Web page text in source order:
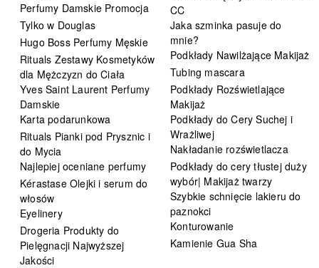
Perfumy Damskie Promocja
Tylko w Douglas
Hugo Boss Perfumy Męskie
Rituals Zestawy Kosmetyków
dla Mężczyzn do Ciała
Yves Saint Laurent Perfumy
Damskie
Karta podarunkowa
Rituals Pianki pod Prysznic i
do Mycia
Najlepiej oceniane perfumy
Kérastase Olejki i serum do
włosów
Eyelinery
Drogeria Produkty do
Pielęgnacji Najwyższej
Jakości
CC
Jaka szminka pasuje do
mnie?
Podkłady Nawilżające Makijaż
Tubing mascara
Podkłady Rozświetlające
Makijaż
Podkłady do Cery Suchej i
Wrażliwej
Nakładanie rozświetlacza
Podkłady do cery tłustej duży
wybór| Makijaż twarzy
Szybkie schnięcie lakieru do
paznokci
Konturowanie
Kamienie Gua Sha